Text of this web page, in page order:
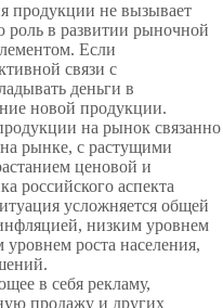
продукции не вызывает
роль в развитии рыночной
Если
связи с
деньги в
новой продукции.
на рынок связанно
рынке, с растущими
ценовой и
российского аспекта
усложняется общей
низким уровнем
роста населения,
в себя рекламу,
продажу и других